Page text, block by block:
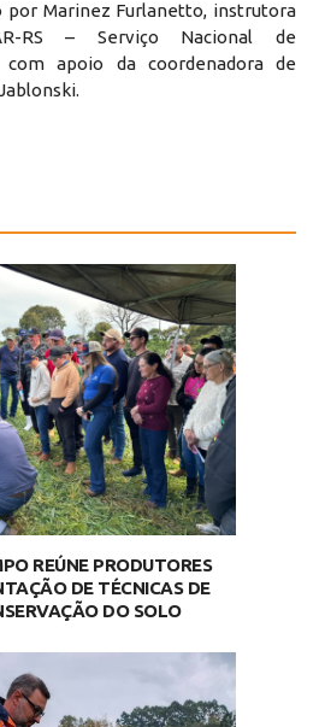
por Marinez Furlanetto, instrutora
RS – Serviço Nacional de
com apoio da coordenadora de
REÚNE PRODUTORES
DE TÉCNICAS DE
DO SOLO